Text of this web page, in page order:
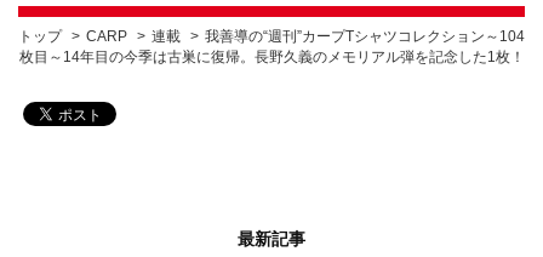
トップ CARP 連載
我善導の“週刊”カープTシャツコレクション～104
枚目～14年目の今季は古巣に復帰。長野久義のメモリアル弾を記念した1枚！
最新記事